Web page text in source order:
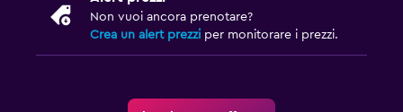
Non vuoi ancora prenotare?
Crea un alert prezzi per monitorare i prezzi.